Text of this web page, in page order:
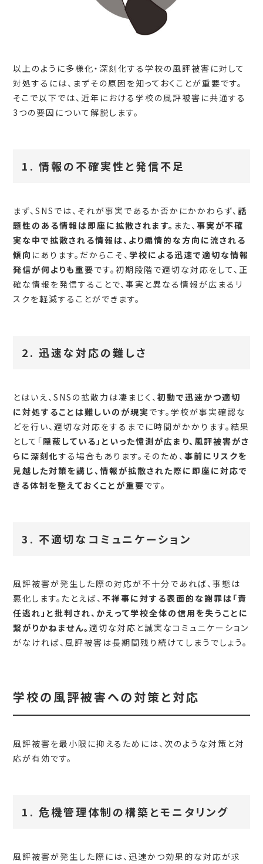
以上のように多様化・深刻化する学校の風評被害に対して
対処するには、まずその原因を知っておくことが重要です。
そこで以下では、近年における学校の風評被害に共通する
3つの要因について解説します。
1. 情報の不確実性と発信不足
まず、SNSでは、それが事実であるか否かにかかわらず、話
題性のある情報は即座に拡散されます。 また、事実が不確
実な中で拡散される情報は、より煽情的な方向に流される
傾向 にあります。だからこそ、学校による迅速で適切な情報
発信が何よりも重要です。初期段階で適切な対応をして、正
確な情報を発信することで、事実と異なる情報が広まるリ
スクを軽減することができます。
2. 迅速な対応の難しさ
とはいえ、SNSの拡散力は凄まじく、初動で迅速かつ適切
に対処することは難しいのが現実です。学校が事実確認な
どを行い、適切な対応をするまでに時間がかかります。結果
として「隠蔽している」といった憶測が広まり、風評被害がさ
らに深刻化する場合もあります。そのため、事前にリスクを
見越した対策を講じ、情報が拡散された際に即座に対応で
きる体制を整えておくことが重要です。
3. 不適切なコミュニケーション
風評被害が発生した際の対応が不十分であれば、事態は
悪化します。たとえば、不祥事に対する表面的な謝罪は「責
任逃れ」と批判され、かえって学校全体の信用を失うことに
繋がりかねません。適切な対応と誠実なコミュニケーション
がなければ、風評被害は長期間残り続けてしまうでしょう。
学校の風評被害への対策と対応
風評被害を最小限に抑えるためには、次のような対策と対
応が有効です。
1. 危機管理体制の構築とモニタリング
風評被害が発生した際には、迅速かつ効果的な対応が求